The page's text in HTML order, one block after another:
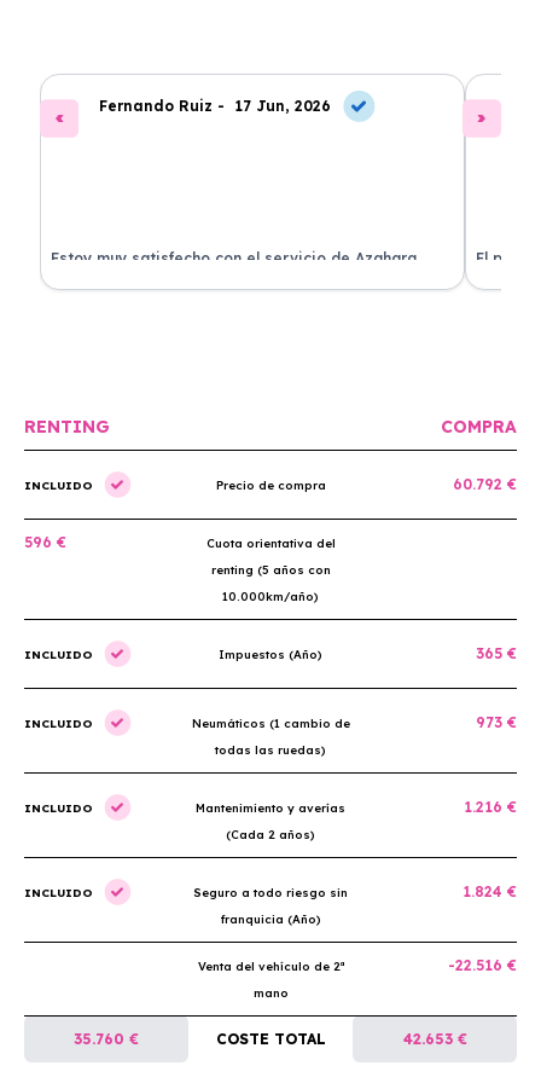
Fernando Ruiz - 17 Jun, 2026
Estoy muy satisfecho con el servicio de Azahara
Renting. El coche está en perfectas condiciones y el
El
llegó
RENTING COMPRA
INCLUIDO Precio de compra 60.792 €
596 €
Cuota orientativa del
renting (5 años con
10.000km/año)
INCLUIDO Impuestos (Año) 365 €
INCLUIDO
Neumáticos (1 cambio de
todas las ruedas)
973 €
INCLUIDO
Mantenimiento y averías
(Cada 2 años)
1.216 €
INCLUIDO
Seguro a todo riesgo sin
franquicia (Año)
1.824 €
Venta del vehículo de 2ª
mano
-22.516 €
35.760 € COSTE TOTAL 42.653 €